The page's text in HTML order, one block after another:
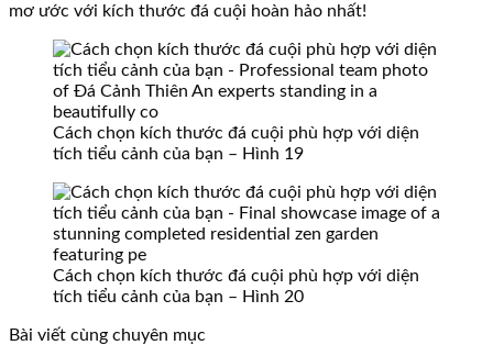
mơ ước với kích thước đá cuội hoàn hảo nhất!
Cách chọn kích thước đá cuội phù hợp với diện
tích tiểu cảnh của bạn – Hình 19
Cách chọn kích thước đá cuội phù hợp với diện
tích tiểu cảnh của bạn – Hình 20
Bài viết cùng chuyên mục